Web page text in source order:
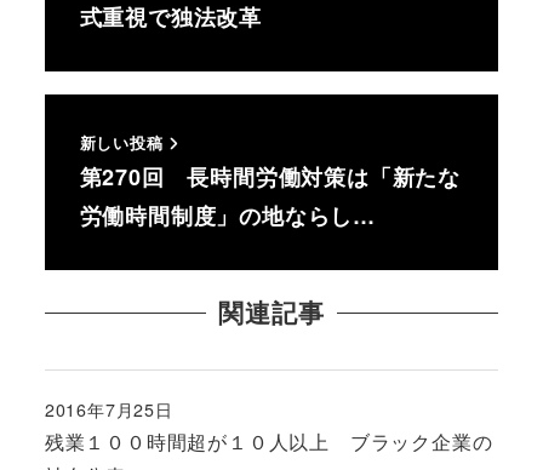
式重視で独法改革
新しい投稿
第270回 長時間労働対策は「新たな
労働時間制度」の地ならし…
関連記事
残業１００時間超が１０人以上 ブラック企業の
投稿日
2016年7月25日